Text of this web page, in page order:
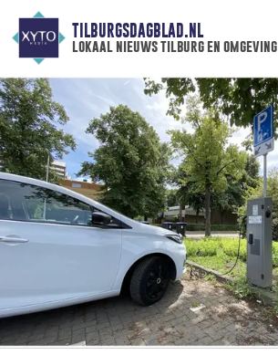
TILBURGSDAGBLAD.NL
lokaal nieuws tilburg en omgeving